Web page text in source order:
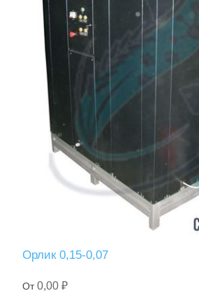
Орлик 0,15-0,07
От0,00 ₽